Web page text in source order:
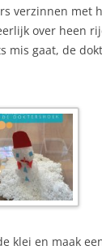
verzinnen met
over heen
mis gaat, de
klei en maak